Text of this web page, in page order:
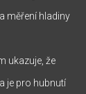
měření hladiny
ukazuje, že
je pro hubnutí